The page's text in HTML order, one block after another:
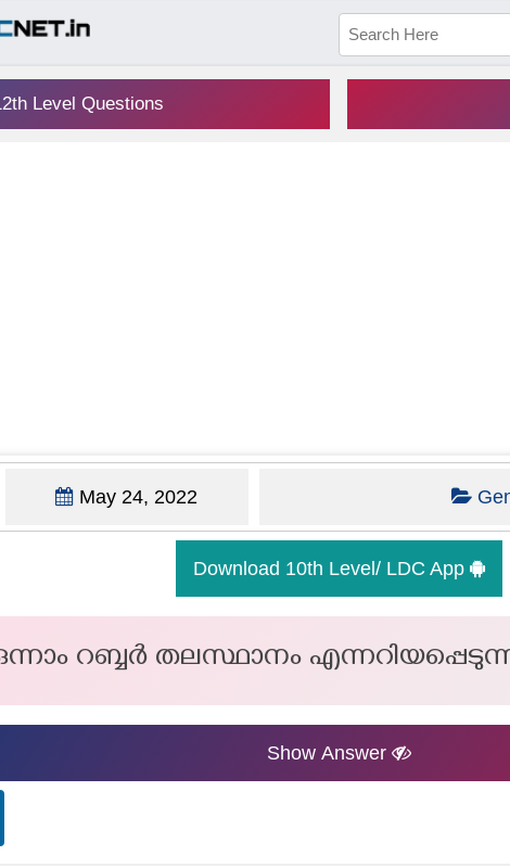
Level Questions
May 24, 2022
Download 10th Level/ LDC App
റബ്ബർ തലസ്ഥാനം
Show Answer